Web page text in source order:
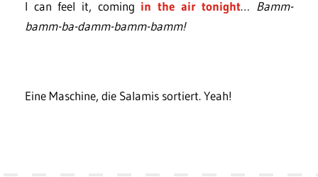
I can feel it, coming in the air tonight… Bamm-
bamm-ba-damm-bamm-bamm!
Eine Maschine, die Salamis sortiert. Yeah!